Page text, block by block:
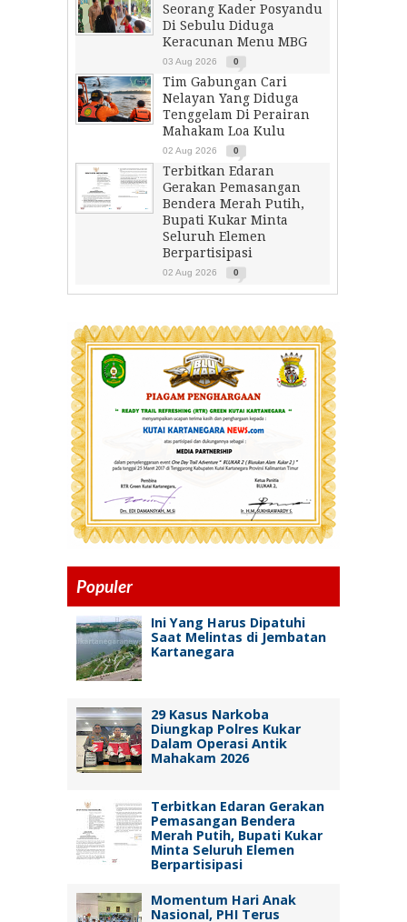
Seorang Kader Posyandu
Di Sebulu Diduga
Keracunan Menu MBG
03 Aug 2026 0
Tim Gabungan Cari
Nelayan Yang Diduga
Tenggelam Di Perairan
Mahakam Loa Kulu
02 Aug 2026 0
Terbitkan Edaran
Gerakan Pemasangan
Bendera Merah Putih,
Bupati Kukar Minta
Seluruh Elemen
Berpartisipasi
02 Aug 2026 0
Populer
Ini Yang Harus Dipatuhi
Saat Melintas di Jembatan
Kartanegara
29 Kasus Narkoba
Diungkap Polres Kukar
Dalam Operasi Antik
Mahakam 2026
Terbitkan Edaran Gerakan
Pemasangan Bendera
Merah Putih, Bupati Kukar
Minta Seluruh Elemen
Berpartisipasi
Momentum Hari Anak
Nasional, PHI Terus